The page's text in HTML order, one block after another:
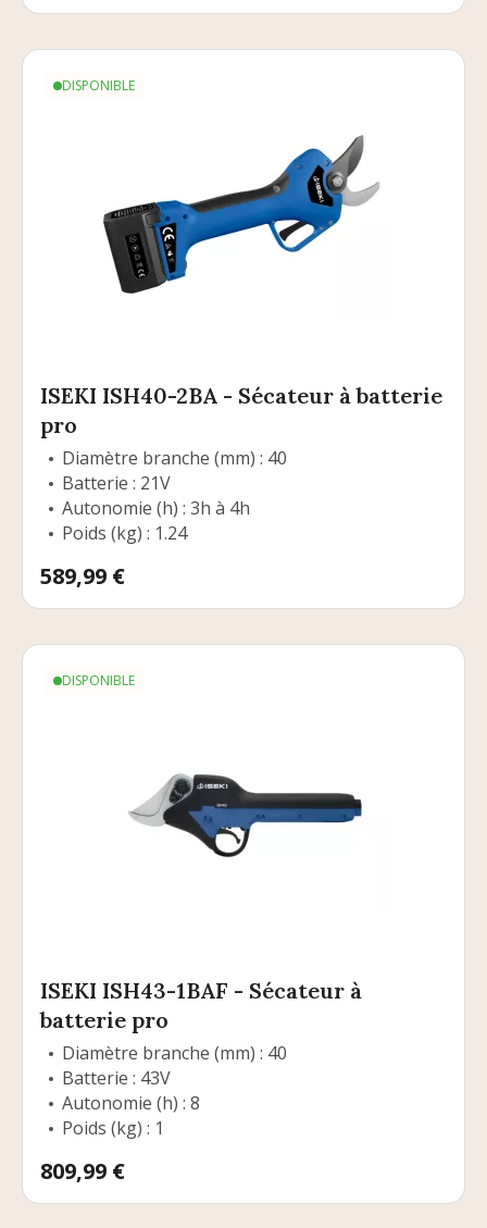
DISPONIBLE
ISEKI ISH40-2BA - Sécateur à batterie
pro
Diamètre branche (mm) : 40
Batterie : 21V
Autonomie (h) : 3h à 4h
Poids (kg) : 1.24
Prix
589,99 €
DISPONIBLE
ISEKI ISH43-1BAF - Sécateur à
batterie pro
Diamètre branche (mm) : 40
Batterie : 43V
Autonomie (h) : 8
Poids (kg) : 1
Prix
809,99 €